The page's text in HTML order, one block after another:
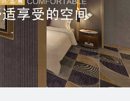
关于我们
产品中心